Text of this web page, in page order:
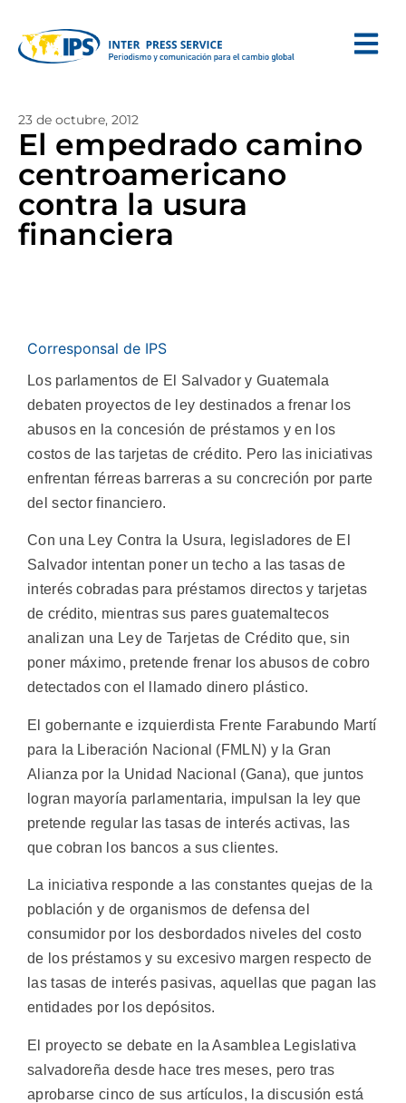
23 de octubre, 2012
El empedrado camino
centroamericano
contra la usura
financiera
Corresponsal de IPS
Los parlamentos de El Salvador y Guatemala
debaten proyectos de ley destinados a frenar los
abusos en la concesión de préstamos y en los
costos de las tarjetas de crédito. Pero las iniciativas
enfrentan férreas barreras a su concreción por parte
del sector financiero.
Con una Ley Contra la Usura, legisladores de El
Salvador intentan poner un techo a las tasas de
interés cobradas para préstamos directos y tarjetas
de crédito, mientras sus pares guatemaltecos
analizan una Ley de Tarjetas de Crédito que, sin
poner máximo, pretende frenar los abusos de cobro
detectados con el llamado dinero plástico.
El gobernante e izquierdista Frente Farabundo Martí
para la Liberación Nacional (FMLN) y la Gran
Alianza por la Unidad Nacional (Gana), que juntos
logran mayoría parlamentaria, impulsan la ley que
pretende regular las tasas de interés activas, las
que cobran los bancos a sus clientes.
La iniciativa responde a las constantes quejas de la
población y de organismos de defensa del
consumidor por los desbordados niveles del costo
de los préstamos y su excesivo margen respecto de
las tasas de interés pasivas, aquellas que pagan las
entidades por los depósitos.
El proyecto se debate en la Asamblea Legislativa
salvadoreña desde hace tres meses, pero tras
aprobarse cinco de sus artículos, la discusión está